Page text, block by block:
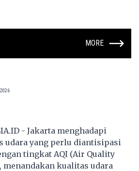
MORE
- Jakarta menghadapi
udara yang perlu diantisipasi
tingkat AQI (Air Quality
menandakan kualitas udara